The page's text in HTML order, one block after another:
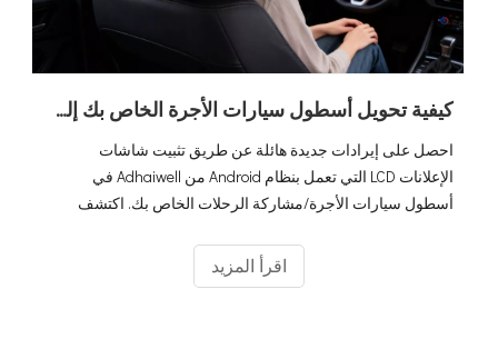
كيفية تحويل أسطول سيارات الأجرة الخاص بك إلى صانع أموال عن طريق شاشات إعلانات LCD التي تعمل بنظام Android (الدليل النهائي لعام 2026)
احصل على إيرادات جديدة هائلة عن طريق تثبيت شاشات
الإعلانات LCD التي تعمل بنظام Android من Adhaiwell في
أسطول سيارات الأجرة/مشاركة الرحلات الخاص بك. اكتشف
اقرأ المزيد